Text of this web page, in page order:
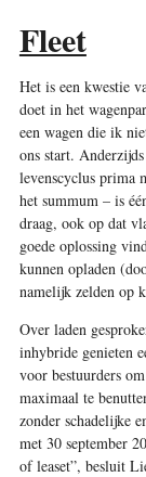
Fleet
Het is een kwestie
doet in het
een wagen die ik
ons start.
levenscyclus prima
het summum – is
draag, ook op dat
goede oplossing
kunnen opladen
namelijk zelden op
Over laden
inhybride genieten
voor bestuurders
maximaal te
zonder schadelijke
met 30 september
of leaset”, besluit